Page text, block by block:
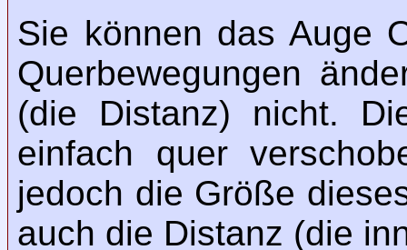
Sie können das Auge
Querbewegungen
(die Distanz) nicht.
einfach quer
jedoch die Größe
auch die Distanz (die